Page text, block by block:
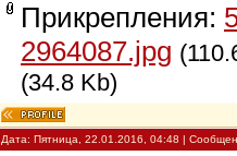
Прикрепления:
2964087.jpg
(34.8 Kb)
Дата: Пятница, 22.01.2016, 04:48 |